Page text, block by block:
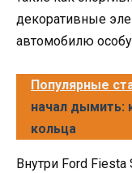
декоративные
автомобилю
Популярные
начал дымить:
кольца
Внутри Ford